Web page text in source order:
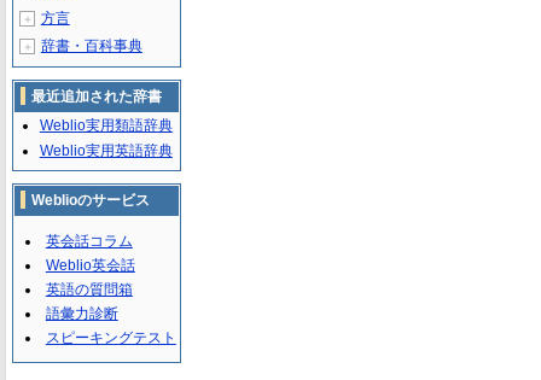
＋ 方言
＋ 辞書・百科事典
最近追加された辞書
Weblio実用類語辞典
Weblio実用英語辞典
Weblioのサービス
英会話コラム
Weblio英会話
英語の質問箱
語彙力診断
スピーキングテスト